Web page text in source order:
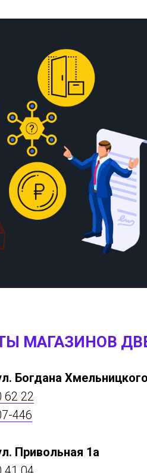
МАГАЗИНОВ
Богдана
62 22
446
Привольная 1а